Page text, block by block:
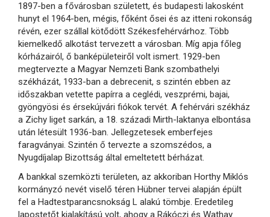
1897-ben a fővárosban született, és budapesti lakosként
hunyt el 1964-ben, mégis, főként ősei és az itteni rokonság
révén, ezer szállal kötődött Székesfehérvárhoz. Több
kiemelkedő alkotást tervezett a városban. Míg apja főleg
kórházairól, ő banképületeiről volt ismert. 1929-ben
megtervezte a Magyar Nemzeti Bank szombathelyi
székházát, 1933-ban a debrecenit, s szintén ebben az
időszakban vetette papírra a ceglédi, veszprémi, bajai,
gyöngyösi és érsekújvári fiókok tervét. A fehérvári székház
a Zichy liget sarkán, a 18. századi Mirth-laktanya elbontása
után létesült 1936-ban. Jellegzetesek emberfejes
faragványai. Szintén ő tervezte a szomszédos, a
Nyugdíjalap Bizottság által emeltetett bérházat.
A bankkal szemközti területen, az akkoriban Horthy Miklós
kormányzó nevét viselő téren Hübner tervei alapján épült
fel a Hadtestparancsnokság L alakú tömbje. Eredetileg
lapostetőt kialakítású volt, ahogy a Rákóczi és Wathay